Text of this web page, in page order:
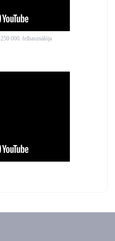
000. felhasználója